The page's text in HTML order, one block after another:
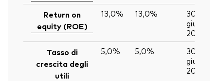
Return on
equity (ROE)
13,0% 13,0%
30
giu
2026
Tasso di
crescita degli
utili
5,0% 5,0%
30
giu
2026